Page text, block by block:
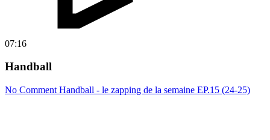
07:16
Handball
No Comment Handball - le zapping de la semaine EP.15 (24-25)